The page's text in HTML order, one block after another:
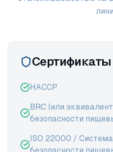
HACCP
BRC (или
безопасности
ISO 22000 /